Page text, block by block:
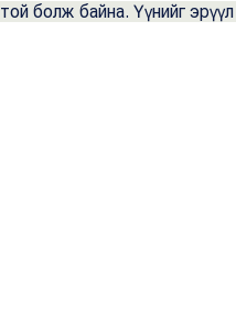
болж байна. Үүнийг